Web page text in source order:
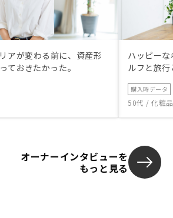
アが変わる前に、資産形
ておきたかった。
ハッピー
ルフと旅
購入時データ
50代 / 化粧
オーナーインタビューを
もっと見る